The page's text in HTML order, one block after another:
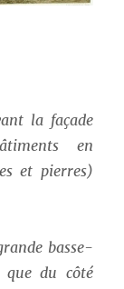
la façade
en
et pierres)
basse-
du côté